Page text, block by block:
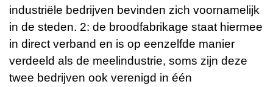
industriële bedrijven bevinden zich voornamelijk
in de steden. 2: de broodfabrikage staat hiermee
in direct verband en is op eenzelfde manier
verdeeld als de meelindustrie, soms zijn deze
twee bedrijven ook verenigd in één